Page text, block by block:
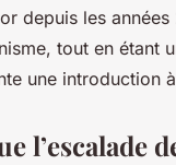
depuis les
tout en
une introduction à
l’escalade